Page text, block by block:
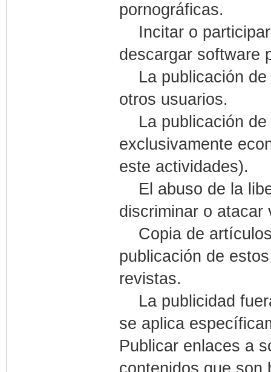
pornográficas.
Incitar o participar
descargar software
La publicación de
otros usuarios.
La publicación de
exclusivamente
este actividades).
El abuso de la
discriminar o atacar
Copia de
publicación de
revistas.
La publicidad
se aplica
Publicar enlaces a
contenidos que son